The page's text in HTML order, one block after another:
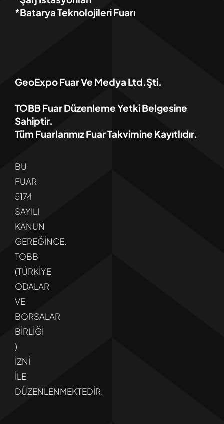
*Batarya Teknolojileri Fuarı
GeoExpo Fuar Ve Medya Ltd.Şti.
TOBB Fuar Düzenleme Yetki Belgesine
Sahiptir.
Tüm Fuarlarımız Fuar Takvimine Kayıtlıdır.
BU
FUAR
5174
SAYILI
KANUN
GEREĞİNCE.
TOBB
(TÜRKİYE
ODALAR
VE
BORSALAR
BİRLİĞİ
)
İZNİ
İLE
DÜZENLENMEKTEDİR.